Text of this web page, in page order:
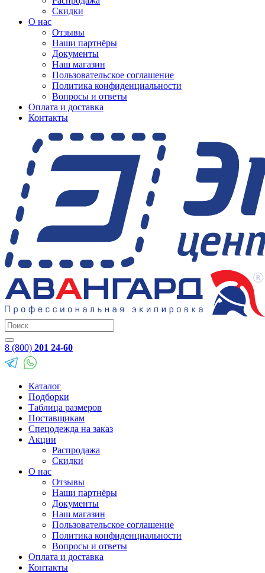
Скидки
О нас
Отзывы
Наши партнёры
Документы
Наш магазин
Пользовательское соглашение
Политика конфиденциальности
Вопросы и ответы
Оплата и доставка
Контакты
8 (800) 201 24-60
Каталог
Подборки
Таблица размеров
Поставщикам
Спецодежда на заказ
Акции
Распродажа
Скидки
О нас
Отзывы
Наши партнёры
Документы
Наш магазин
Пользовательское соглашение
Политика конфиденциальности
Вопросы и ответы
Оплата и доставка
Контакты